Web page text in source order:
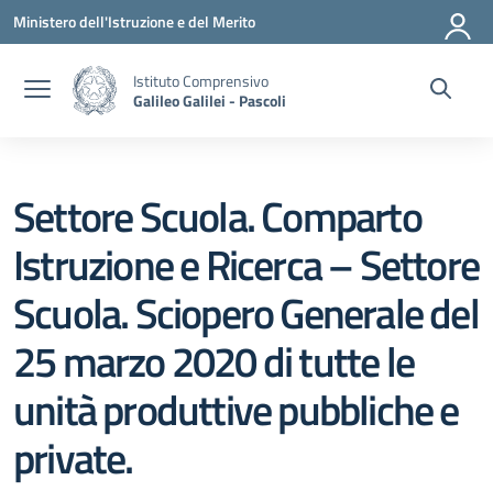
Vai ai contenuti
Vai al menu di navigazione
Vai al footer
Ministero dell'Istruzione e del Merito
Istituto Comprensivo
Galileo Galilei - Pascoli
Settore Scuola. Comparto
Istruzione e Ricerca – Settore
Scuola. Sciopero Generale del
25 marzo 2020 di tutte le
unità produttive pubbliche e
private.